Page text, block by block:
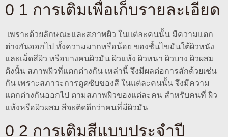
0 1 การเติมเพื่อเก็บรายละเอียด
เพราะด้วยลักษณะและสภาพผิว ในแต่ละคนนั้น มีความแตก
ต่างกันออกไป ทั้งความมากหรือน้อย ของชั้นไขมันใต้ผิวหนัง
และเม็ดสีผิว หรือบางคนผิวมัน ผิวแห้ง ผิวหนา ผิวบาง ผิวผสม
ดังนั้น สภาพผิวที่แตกต่างกัน เหล่านี้ จึงมีผลต่อการสักด้วยเช่น
กัน เพราะสภาวะการดูดซับของสี ในแต่ละคนนั้น จึงมีความ
แตกต่างกันออกไป ตามสภาพผิวของแต่ละคน สำหรับคนที่ ผิว
แห้งหรือผิวผสม สีจะติดดีกว่าคนที่มีผิวมัน
0 2 การเติมสีแบบประจำปี